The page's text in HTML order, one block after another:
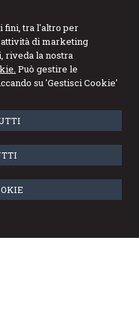
fini, tra l'altro per
di marketing
riveda la nostra
Può gestire le
su 'Gestisci Cookie'